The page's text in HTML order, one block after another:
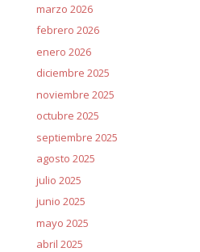
marzo 2026
febrero 2026
enero 2026
diciembre 2025
noviembre 2025
octubre 2025
septiembre 2025
agosto 2025
julio 2025
junio 2025
mayo 2025
abril 2025